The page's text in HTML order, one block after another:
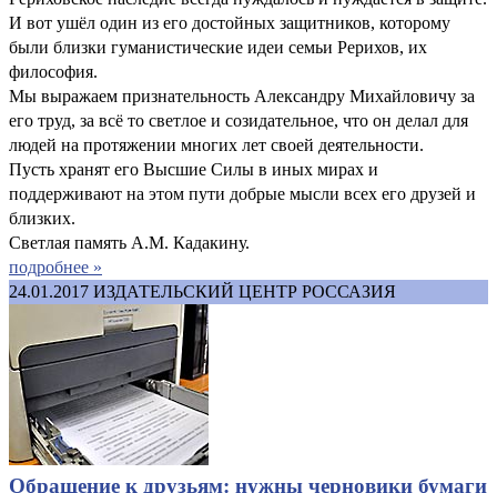
И вот ушёл один из его достойных защитников, которому
были близки гуманистические идеи семьи Рерихов, их
философия.
Мы выражаем признательность Александру Михайловичу за
его труд, за всё то светлое и созидательное, что он делал для
людей на протяжении многих лет своей деятельности.
Пусть хранят его Высшие Силы в иных мирах и
поддерживают на этом пути добрые мысли всех его друзей и
близких.
Светлая память А.М. Кадакину.
подробнее »
24.01.2017 ИЗДАТЕЛЬСКИЙ ЦЕНТР РОССАЗИЯ
Обращение к друзьям: нужны черновики бумаги